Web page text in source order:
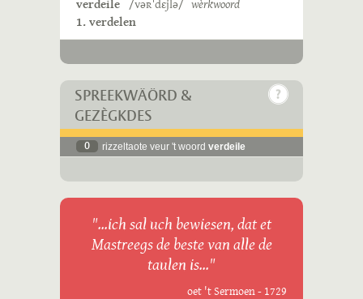
verdeile /vəʀˈdɛjlə/ wèrkwoord
1. verdelen
SPREEKWÄÖRD &
GEZÈGKDES
0 rizzeltaote veur 't woord verdeile
"...ich sal uch bewiesen, dat et
Mastreegs de beste van alle de
taulen is..."
oet 't Sermoen - 1729